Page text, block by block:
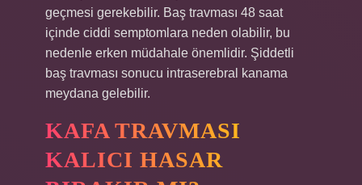
geçmesi gerekebilir. Baş travması 48 saat
içinde ciddi semptomlara neden olabilir, bu
nedenle erken müdahale önemlidir. Şiddetli
baş travması sonucu intraserebral kanama
meydana gelebilir.
KAFA TRAVMASI
KALICI HASAR